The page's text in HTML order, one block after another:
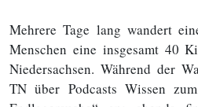
Mehrere Tage lang wandert
Menschen eine insgesamt 40
Niedersachsen. Während der
TN über Podcasts Wissen